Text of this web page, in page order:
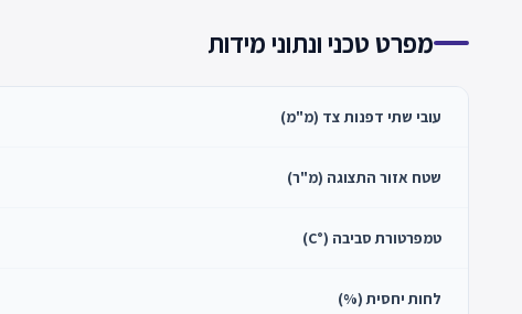
מפרט טכני ונתוני מידות
עובי שתי דפנות צד (מ"מ)
שטח אזור התצוגה (מ"ר)
טמפרטורת סביבה (°C)
לחות יחסית (%)